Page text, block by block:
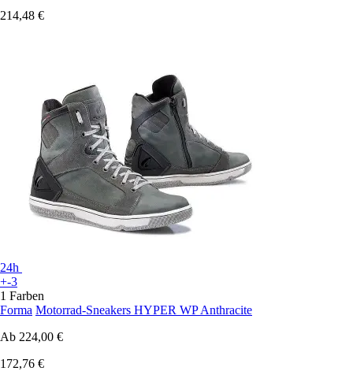
214,48 €
24h
+-3
1 Farben
Forma Motorrad-Sneakers HYPER WP Anthracite
Ab 224,00 €
172,76 €